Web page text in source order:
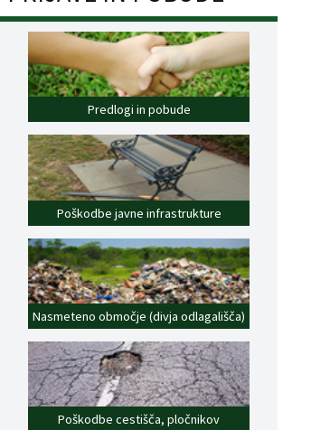
Predlogi in pobude
Poškodbe javne infrastrukture
Nasmeteno območje (divja odlagališča)
Poškodbe cestišča, pločnikov